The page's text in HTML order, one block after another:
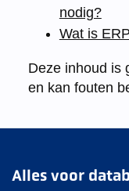
nodig?
Wat is
Deze inhoud is
en kan fouten
Alles voor